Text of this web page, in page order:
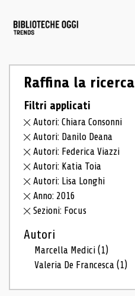
Raffina la ricerca
Filtri applicati
Autori: Chiara Consonni
Autori: Danilo Deana
Autori: Federica Viazzi
Autori: Katia Toia
Autori: Lisa Longhi
Anno: 2016
Sezioni: Focus
Autori
Marcella Medici(1)
Valeria De Francesca(1)